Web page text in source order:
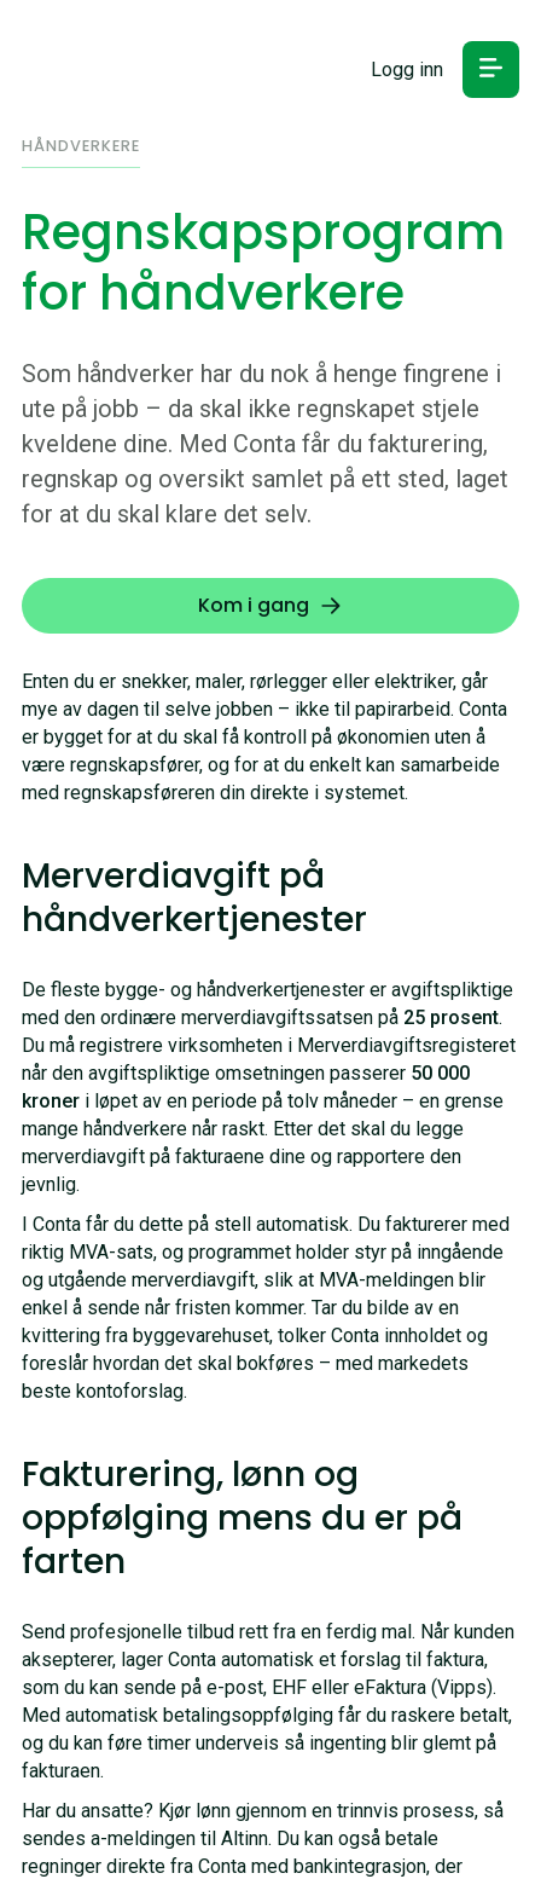
Logg inn
HÅNDVERKERE
Regnskapsprogram
for håndverkere
Som håndverker har du nok å henge fingrene i
ute på jobb – da skal ikke regnskapet stjele
kveldene dine. Med Conta får du fakturering,
regnskap og oversikt samlet på ett sted, laget
for at du skal klare det selv.
Kom i gang
Enten du er snekker, maler, rørlegger eller elektriker, går
mye av dagen til selve jobben – ikke til papirarbeid. Conta
er bygget for at du skal få kontroll på økonomien uten å
være regnskapsfører, og for at du enkelt kan samarbeide
med regnskapsføreren din direkte i systemet.
Merverdiavgift på
håndverkertjenester
De fleste bygge- og håndverkertjenester er avgiftspliktige
med den ordinære merverdiavgiftssatsen på 25 prosent.
Du må registrere virksomheten i Merverdiavgiftsregisteret
når den avgiftspliktige omsetningen passerer 50 000
kroneri løpet av en periode på tolv måneder – en grense
mange håndverkere når raskt. Etter det skal du legge
merverdiavgift på fakturaene dine og rapportere den
jevnlig.
I Conta får du dette på stell automatisk. Du fakturerer med
riktig MVA-sats, og programmet holder styr på inngående
og utgående merverdiavgift, slik at MVA-meldingen blir
enkel å sende når fristen kommer. Tar du bilde av en
kvittering fra byggevarehuset, tolker Conta innholdet og
foreslår hvordan det skal bokføres – med markedets
beste kontoforslag.
Fakturering, lønn og
oppfølging mens du er på
farten
Send profesjonelle tilbud rett fra en ferdig mal. Når kunden
aksepterer, lager Conta automatisk et forslag til faktura,
som du kan sende på e-post, EHF eller eFaktura (Vipps).
Med automatisk betalingsoppfølging får du raskere betalt,
og du kan føre timer underveis så ingenting blir glemt på
fakturaen.
Har du ansatte? Kjør lønn gjennom en trinnvis prosess, så
sendes a-meldingen til Altinn. Du kan også betale
regninger direkte fra Conta med bankintegrasjon, der